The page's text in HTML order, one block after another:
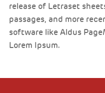
release of Letraset
passages, and more
software like Aldus
Lorem Ipsum.